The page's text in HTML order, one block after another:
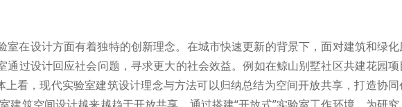
室在设计方面有着独特的创新理念。在城市快速更新的背景下，面对建筑和绿
通过设计回应社会问题，寻求更大的社会效益。例如在鲸山别墅社区共建花园
上看，现代实验室建筑设计理念与方法可以归纳总结为空间开放共享，打造协